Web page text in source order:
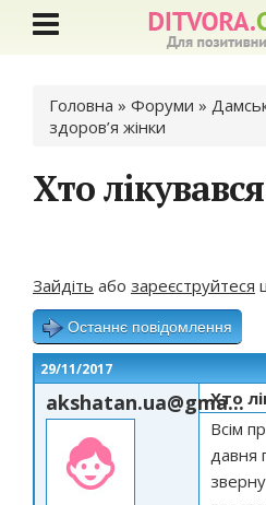
Ви є тут
Головна » Форуми »
здоров’я жінки
Хто
Зайдіть або зареєструйтеся
Останнє повідомлення
29/11/2017
akshatan.ua@gma...
Хто
Всім
давня